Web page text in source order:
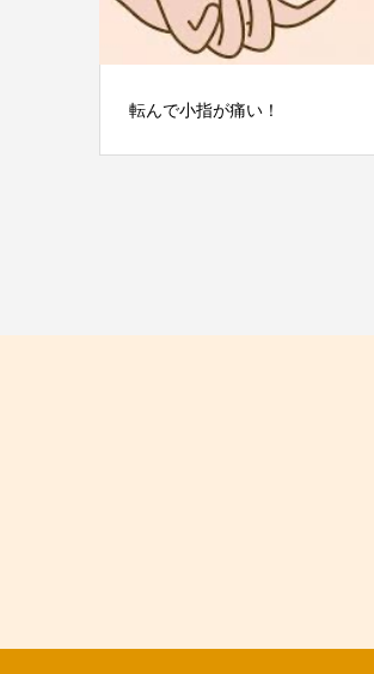
転んで小指が痛い！